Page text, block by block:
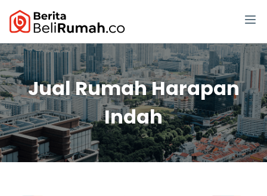
Jual Rumah Harapan
Indah